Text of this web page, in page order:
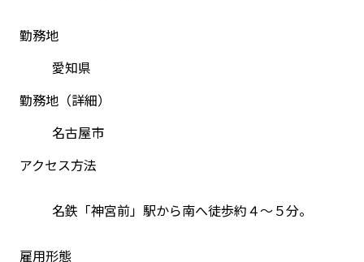
勤務地
愛知県
勤務地（詳細）
名古屋市
アクセス方法
名鉄「神宮前」駅から南へ徒歩約４～５分。
雇用形態